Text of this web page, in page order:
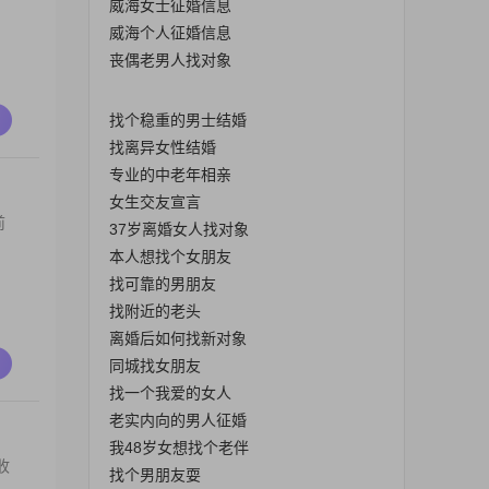
威海女士征婚信息
威海个人征婚信息
丧偶老男人找对象
找个稳重的男士结婚
找离异女性结婚
专业的中老年相亲
女生交友宣言
37岁离婚女人找对象
本人想找个女朋友
找可靠的男朋友
找附近的老头
离婚后如何找新对象
同城找女朋友
找一个我爱的女人
老实内向的男人征婚
我48岁女想找个老伴
找个男朋友耍